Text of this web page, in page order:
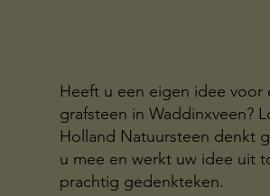
Heeft u een eigen idee voor
grafsteen in Waddinxveen?
Holland Natuursteen denkt
u mee en werkt uw idee uit
prachtig gedenkteken.